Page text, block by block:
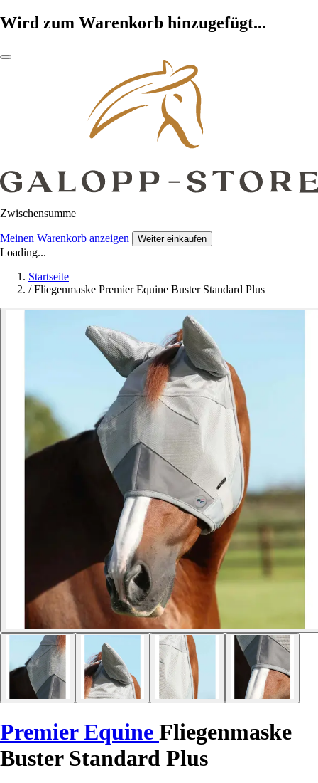
Wird zum Warenkorb hinzugefügt...
Zwischensumme
Meinen Warenkorb anzeigen Weiter einkaufen
Loading...
Startseite
/ Fliegenmaske Premier Equine Buster Standard Plus
Premier Equine Fliegenmaske
Buster Standard Plus